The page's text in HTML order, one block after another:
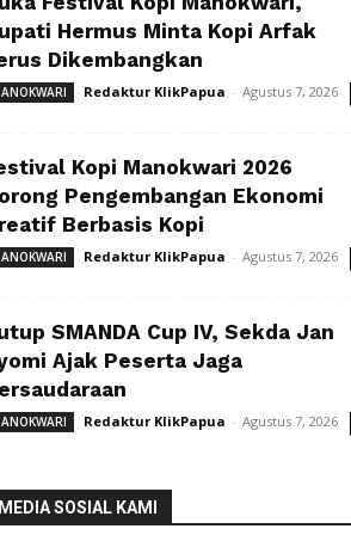
Hermus Minta Kopi Arfak
Dikembangkan
Redaktur KlikPapua - Agustus 7, 2026
Kopi Manokwari 2026
Pengembangan Ekonomi
Berbasis Kopi
Redaktur KlikPapua - Agustus 7, 2026
SMANDA Cup IV, Sekda Jan
Ajak Peserta Jaga
Redaktur KlikPapua - Agustus 7, 2026
MEDIA SOSIAL KAMI